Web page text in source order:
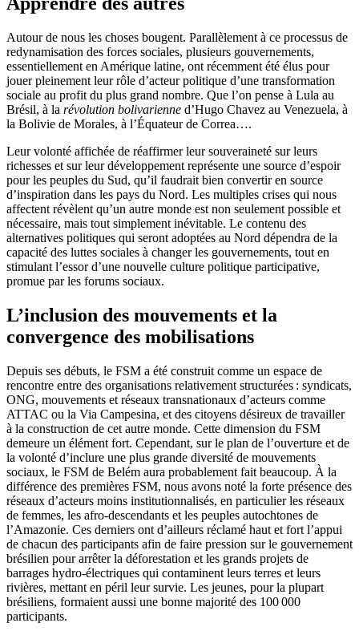
Autour de nous les choses bougent. Parallèlement à ce processus de
redynamisation des forces sociales, plusieurs gouvernements,
essentiellement en Amérique latine, ont récemment été élus pour
jouer pleinement leur rôle d’acteur politique d’une transformation
sociale au profit du plus grand nombre. Que l’on pense à Lula au
Brésil, à la révolution bolivarienne d’Hugo Chavez au Venezuela, à
la Bolivie de Morales, à l’Équateur de Correa….
Leur volonté affichée de réaffirmer leur souveraineté sur leurs
richesses et sur leur développement représente une source d’espoir
pour les peuples du Sud, qu’il faudrait bien convertir en source
d’inspiration dans les pays du Nord. Les multiples crises qui nous
affectent révèlent qu’un autre monde est non seulement possible et
nécessaire, mais tout simplement inévitable. Le contenu des
alternatives politiques qui seront adoptées au Nord dépendra de la
capacité des luttes sociales à changer les gouvernements, tout en
stimulant l’essor d’une nouvelle culture politique participative,
promue par les forums sociaux.
L’inclusion des mouvements et la
convergence des mobilisations
Depuis ses débuts, le FSM a été construit comme un espace de
rencontre entre des organisations relativement structurées : syndicats,
ONG, mouvements et réseaux transnationaux d’acteurs comme
ATTAC ou la Via Campesina, et des citoyens désireux de travailler
à la construction de cet autre monde. Cette dimension du FSM
demeure un élément fort. Cependant, sur le plan de l’ouverture et de
la volonté d’inclure une plus grande diversité de mouvements
sociaux, le FSM de Belém aura probablement fait beaucoup. À la
différence des premières FSM, nous avons noté la forte présence des
réseaux d’acteurs moins institutionnalisés, en particulier les réseaux
de femmes, les afro-descendants et les peuples autochtones de
l’Amazonie. Ces derniers ont d’ailleurs réclamé haut et fort l’appui
de chacun des participants afin de faire pression sur le gouvernement
brésilien pour arrêter la déforestation et les grands projets de
barrages hydro-électriques qui contaminent leurs terres et leurs
rivières, mettant en péril leur survie. Les jeunes, pour la plupart
brésiliens, formaient aussi une bonne majorité des 100 000
participants.